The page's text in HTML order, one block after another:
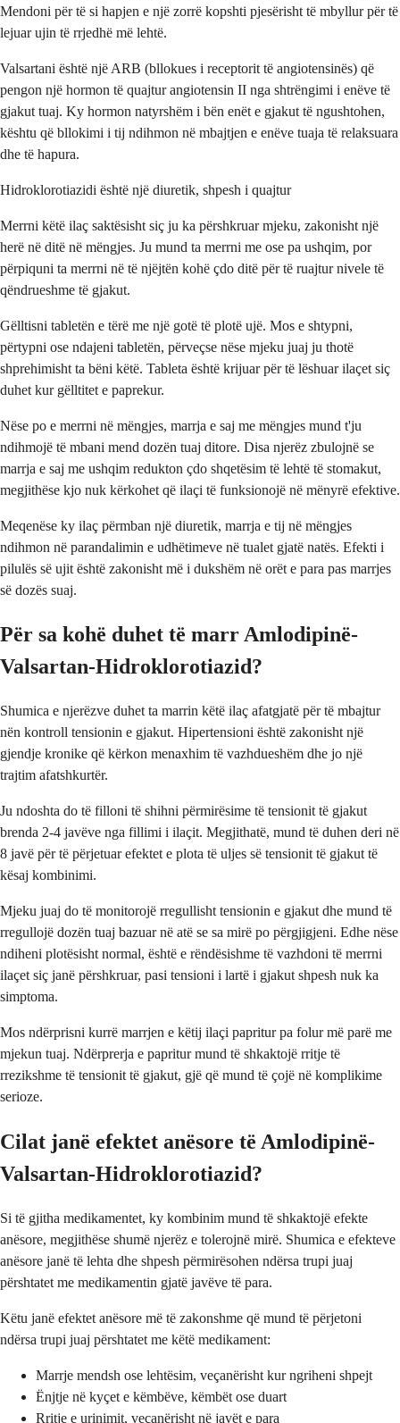
Mendoni për të si hapjen e një zorrë kopshti pjesërisht të mbyllur për të
lejuar ujin të rrjedhë më lehtë.
Valsartani është një ARB (bllokues i receptorit të angiotensinës) që
pengon një hormon të quajtur angiotensin II nga shtrëngimi i enëve të
gjakut tuaj. Ky hormon natyrshëm i bën enët e gjakut të ngushtohen,
kështu që bllokimi i tij ndihmon në mbajtjen e enëve tuaja të relaksuara
dhe të hapura.
Hidroklorotiazidi është një diuretik, shpesh i quajtur
Merrni këtë ilaç saktësisht siç ju ka përshkruar mjeku, zakonisht një
herë në ditë në mëngjes. Ju mund ta merrni me ose pa ushqim, por
përpiquni ta merrni në të njëjtën kohë çdo ditë për të ruajtur nivele të
qëndrueshme të gjakut.
Gëlltisni tabletën e tërë me një gotë të plotë ujë. Mos e shtypni,
përtypni ose ndajeni tabletën, përveçse nëse mjeku juaj ju thotë
shprehimisht ta bëni këtë. Tableta është krijuar për të lëshuar ilaçet siç
duhet kur gëlltitet e paprekur.
Nëse po e merrni në mëngjes, marrja e saj me mëngjes mund t'ju
ndihmojë të mbani mend dozën tuaj ditore. Disa njerëz zbulojnë se
marrja e saj me ushqim redukton çdo shqetësim të lehtë të stomakut,
megjithëse kjo nuk kërkohet që ilaçi të funksionojë në mënyrë efektive.
Meqenëse ky ilaç përmban një diuretik, marrja e tij në mëngjes
ndihmon në parandalimin e udhëtimeve në tualet gjatë natës. Efekti i
pilulës së ujit është zakonisht më i dukshëm në orët e para pas marrjes
së dozës suaj.
Për sa kohë duhet të marr Amlodipinë-
Valsartan-Hidroklorotiazid?
Shumica e njerëzve duhet ta marrin këtë ilaç afatgjatë për të mbajtur
nën kontroll tensionin e gjakut. Hipertensioni është zakonisht një
gjendje kronike që kërkon menaxhim të vazhdueshëm dhe jo një
trajtim afatshkurtër.
Ju ndoshta do të filloni të shihni përmirësime të tensionit të gjakut
brenda 2-4 javëve nga fillimi i ilaçit. Megjithatë, mund të duhen deri në
8 javë për të përjetuar efektet e plota të uljes së tensionit të gjakut të
kësaj kombinimi.
Mjeku juaj do të monitorojë rregullisht tensionin e gjakut dhe mund të
rregullojë dozën tuaj bazuar në atë se sa mirë po përgjigjeni. Edhe nëse
ndiheni plotësisht normal, është e rëndësishme të vazhdoni të merrni
ilaçet siç janë përshkruar, pasi tensioni i lartë i gjakut shpesh nuk ka
simptoma.
Mos ndërprisni kurrë marrjen e këtij ilaçi papritur pa folur më parë me
mjekun tuaj. Ndërprerja e papritur mund të shkaktojë rritje të
rrezikshme të tensionit të gjakut, gjë që mund të çojë në komplikime
serioze.
Cilat janë efektet anësore të Amlodipinë-
Valsartan-Hidroklorotiazid?
Si të gjitha medikamentet, ky kombinim mund të shkaktojë efekte
anësore, megjithëse shumë njerëz e tolerojnë mirë. Shumica e efekteve
anësore janë të lehta dhe shpesh përmirësohen ndërsa trupi juaj
përshtatet me medikamentin gjatë javëve të para.
Këtu janë efektet anësore më të zakonshme që mund të përjetoni
ndërsa trupi juaj përshtatet me këtë medikament:
Marrje mendsh ose lehtësim, veçanërisht kur ngriheni shpejt
Ënjtje në kyçet e këmbëve, këmbët ose duart
Rritje e urinimit, veçanërisht në javët e para